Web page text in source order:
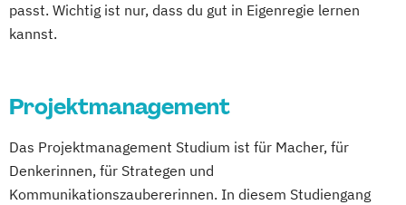
Projektmanagement (DE/EN)
Public Management Ökonom/in
passt. Wichtig ist nur, dass du gut in Eigenregie lernen
kannst.
Projektmanagement
Das Projektmanagement Studium ist für Macher, für
Denkerinnen, für Strategen und
Kommunikationszaubererinnen. In diesem Studiengang